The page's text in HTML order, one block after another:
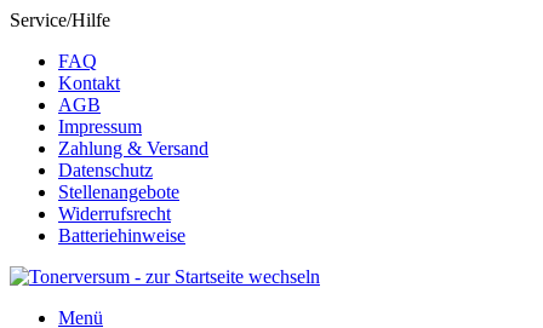
Service/Hilfe
FAQ
Kontakt
AGB
Impressum
Zahlung & Versand
Datenschutz
Stellenangebote
Widerrufsrecht
Batteriehinweise
Menü